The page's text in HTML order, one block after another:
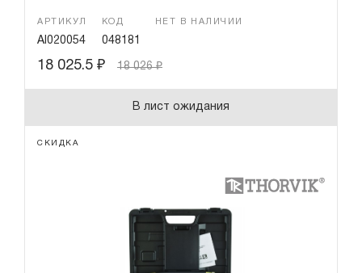
АРТИКУЛ
AI020054
КОД
048181
НЕТ В НАЛИЧИИ
18 025.5 ₽ 18 026₽
В лист ожидания
СКИДКА